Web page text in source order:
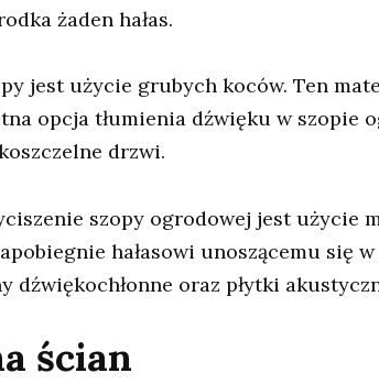
żaden hałas.
jest użycie grubych koców. Ten
opcja tłumienia dźwięku w szopie
drzwi.
szopy ogrodowej jest użycie
hałasowi unoszącemu
dźwiękochłonne oraz płytki
ścian